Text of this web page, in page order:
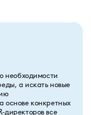
необходимости
а искать новые
основе конкретных
директоров все